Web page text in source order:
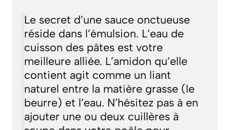
Le secret d’une sauce onctueuse
réside dans l’émulsion. L’eau de
cuisson des pâtes est votre
meilleure alliée. L’amidon qu’elle
contient agit comme un liant
naturel entre la matière grasse (le
beurre) et l’eau. N’hésitez pas à en
ajouter une ou deux cuillères à